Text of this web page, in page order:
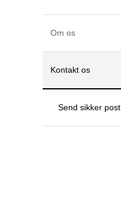
Om os
Kontakt os
Send sikker post